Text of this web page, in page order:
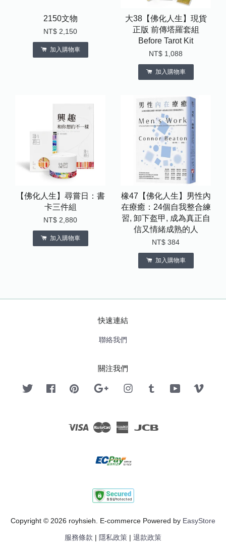
2150文物
NT$ 2,150
加入購物車
大38【佛化人生】現貨
正版 前傳塔羅套組
Before Tarot Kit
NT$ 1,088
加入購物車
【佛化人生】尋嘗日：書
卡三件組
NT$ 2,880
加入購物車
橡47【佛化人生】男性內
在療癒：24個自我整合練
習, 卸下盔甲, 成為真正自
信又情緒成熟的人
NT$ 384
加入購物車
快速連結
聯絡我們
關注我們
Twitter FacebookPinterest Google InstagramTumblr YouTube
Visa Master American
Copyright © 2026 royhsieh. E-commerce Powered by EasyStore
服務條款 隱私政策 退款政策